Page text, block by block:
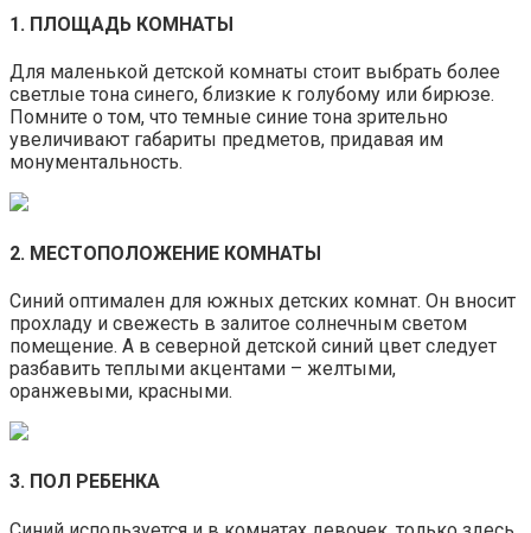
1. ПЛОЩАДЬ КОМНАТЫ
Для маленькой детской комнаты стоит выбрать более
светлые тона синего, близкие к голубому или бирюзе.
Помните о том, что темные синие тона зрительно
увеличивают габариты предметов, придавая им
монументальность.
2. МЕСТОПОЛОЖЕНИЕ КОМНАТЫ
Синий оптимален для южных детских комнат. Он вносит
прохладу и свежесть в залитое солнечным светом
помещение. А в северной детской синий цвет следует
разбавить теплыми акцентами – желтыми,
оранжевыми, красными.
3. ПОЛ РЕБЕНКА